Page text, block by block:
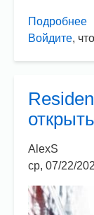
Подробнее
Войдите,
AlexS
ср, 07/22/